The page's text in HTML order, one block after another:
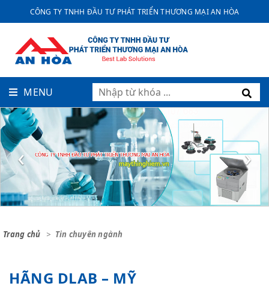
CÔNG TY TNHH ĐẦU TƯ PHÁT TRIỂN THƯƠNG MẠI AN HÒA
MENU
‹ ›
Trang chủ Tin chuyên ngành
HÃNG DLAB – MỸ